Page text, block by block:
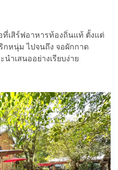
ที่เสิร์ฟอาหารท้องถิ่นแท้ ตั้งแต่
หนุ่ม ไปจนถึง จอผักกาด
ำเสนออย่างเรียบง่าย